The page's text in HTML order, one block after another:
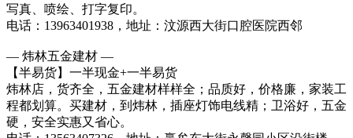
写真、喷绘、打字复印。
电话：13963401938，地址：汶源西大街口腔医院西邻
— 炜林五金建材 —
【半易货】一半现金+一半易货
炜林店，货齐全，五金建材样样全；品质好，价格廉，家装工
程都划算。买建材，到炜林，插座灯饰电线精；卫浴好，五金
硬，安全实惠又省心。